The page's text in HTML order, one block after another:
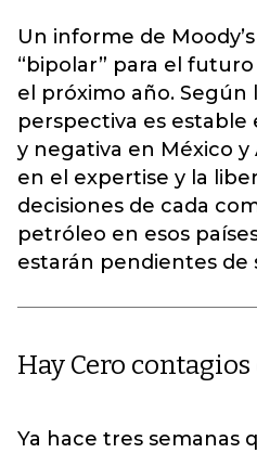
Un informe de
“bipolar” para el
el próximo año. Según
perspectiva es estable
y negativa en México
en el expertise y la
decisiones de cada
petróleo en esos
estarán pendientes de
Hay Cero
Ya hace tres semanas